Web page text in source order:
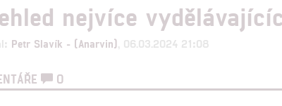
nejvíce
Petr Slavík - (Anarvin) , 06.03.2024 21:08
0